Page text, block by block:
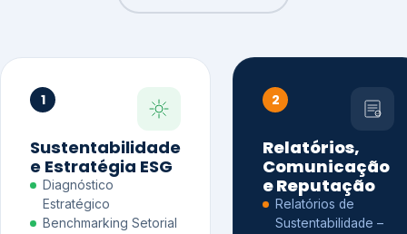
1
Sustentabilidade
e Estratégia ESG
Diagnóstico
Estratégico
Benchmarking Setorial
2
Relatórios,
Comunicação
e Reputação
Relatórios de
Sustentabilidade –